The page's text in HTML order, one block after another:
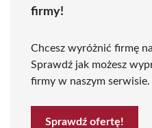
firmy!
Chcesz wyróżnić firmę
Sprawdź jak możesz
firmy w naszym serwisie.
Sprawdź ofertę!